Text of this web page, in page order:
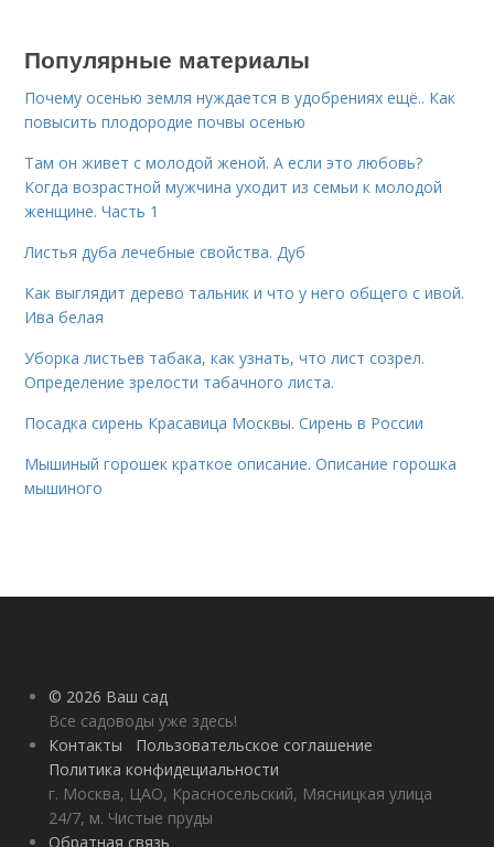
Популярные материалы
Почему осенью земля нуждается в удобрениях ещё.. Как
повысить плодородие почвы осенью
Там он живет с молодой женой. А если это любовь?
Когда возрастной мужчина уходит из семьи к молодой
женщине. Часть 1
Листья дуба лечебные свойства. Дуб
Как выглядит дерево тальник и что у него общего с ивой.
Ива белая
Уборка листьев табака, как узнать, что лист созрел.
Определение зрелости табачного листа.
Посадка сирень Красавица Москвы. Сирень в России
Мышиный горошек краткое описание. Описание горошка
мышиного
© 2026 Ваш сад
Все садоводы уже здесь!
Контакты
Пользовательское соглашение
Политика конфидециальности
г. Москва, ЦАО, Красносельский, Мясницкая улица
24/7, м. Чистые пруды
Обратная связь